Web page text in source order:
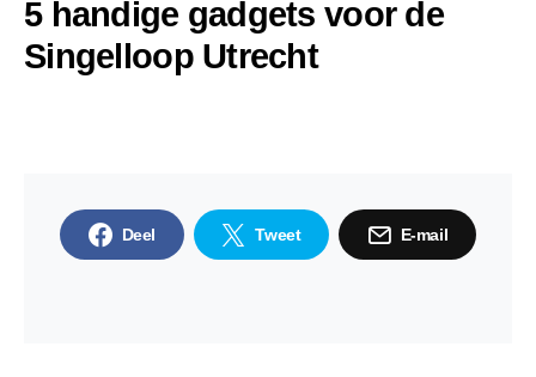
5 handige gadgets voor de
Singelloop Utrecht
Deel Tweet E-mail